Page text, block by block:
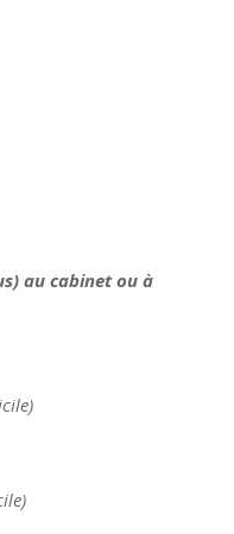
au cabinet ou à